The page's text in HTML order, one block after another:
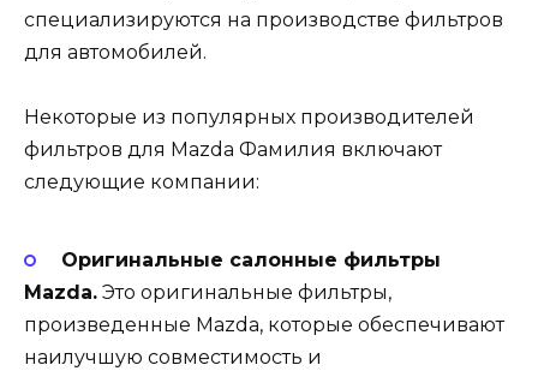
специализируются на производстве фильтров
для автомобилей.
Некоторые из популярных производителей
фильтров для Mazda Фамилия включают
следующие компании:
Оригинальные салонные фильтры
Mazda. Это оригинальные фильтры,
произведенные Mazda, которые обеспечивают
наилучшую совместимость и